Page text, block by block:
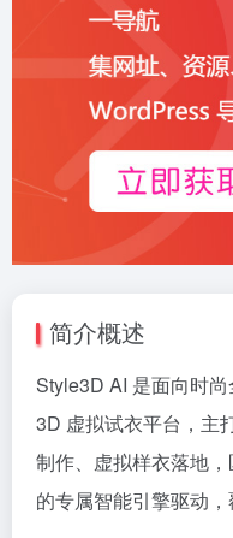
简介概述
Style3D AI 是面向时
3D 虚拟试衣平台，主
制作、虚拟样衣落地
的专属智能引擎驱动，